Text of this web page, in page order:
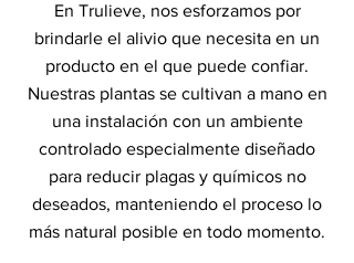
En Trulieve, nos esforzamos por
brindarle el alivio que necesita en un
producto en el que puede confiar.
Nuestras plantas se cultivan a mano en
una instalación con un ambiente
controlado especialmente diseñado
para reducir plagas y químicos no
deseados, manteniendo el proceso lo
más natural posible en todo momento.